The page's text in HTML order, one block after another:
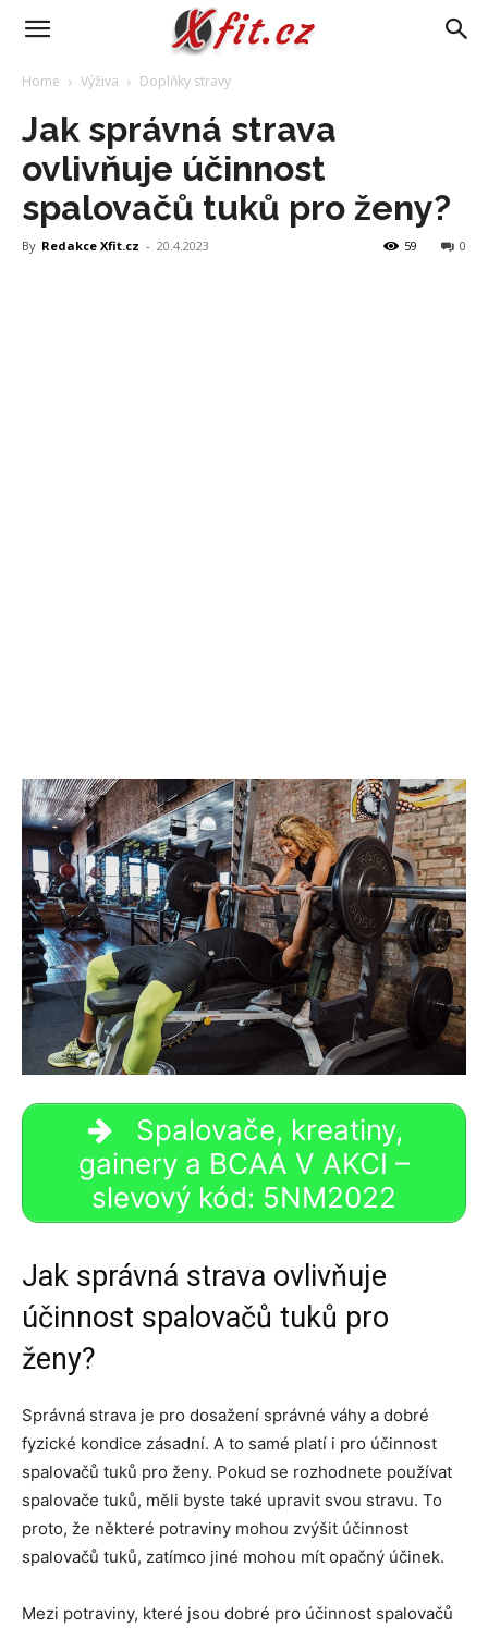
Home Výživa Doplňky stravy
Jak správná strava
ovlivňuje účinnost
spalovačů tuků pro ženy?
By Redakce Xfit.cz - 20.4.2023 0
59
Spalovače, kreatiny,
gainery a BCAA V AKCI –
slevový kód: 5NM2022
Jak správná strava ovlivňuje
účinnost spalovačů tuků pro
ženy?
Správná strava je pro dosažení správné váhy a dobré
fyzické kondice zásadní. A to samé platí i pro účinnost
spalovačů tuků pro ženy. Pokud se rozhodnete používat
spalovače tuků, měli byste také upravit svou stravu. To
proto, že některé potraviny mohou zvýšit účinnost
spalovačů tuků, zatímco jiné mohou mít opačný účinek.
Mezi potraviny, které jsou dobré pro účinnost spalovačů